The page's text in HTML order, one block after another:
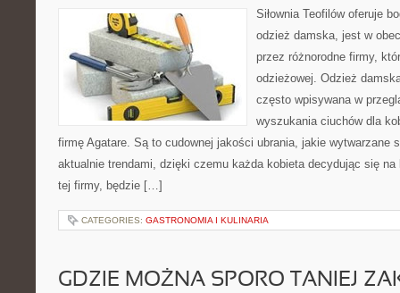
Siłownia Teofilów oferuje
odzież damska, jest w
przez różnorodne firmy,
odzieżowej. Odzież
często wpisywana w
wyszukania ciuchów dla
firmę Agatare. Są to cudownej jakości ubrania, jakie wytwarzane
aktualnie trendami, dzięki czemu każda kobieta decydując się
tej firmy, będzie […]
CATEGORIES: GASTRONOMIA I KULINARIA
GDZIE MOŻNA SPORO TANIEJ